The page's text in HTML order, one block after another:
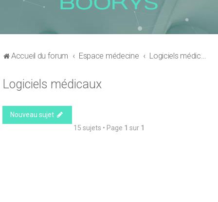
Accueil du forum Espace médecine Logiciels médicaux
Logiciels médicaux
Nouveau sujet
15 sujets • Page 1 sur 1